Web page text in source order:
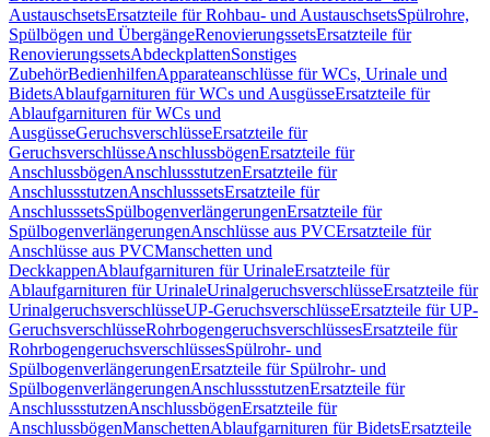
AustauschsetsErsatzteile für Rohbau- und AustauschsetsSpülrohre,
Spülbögen und ÜbergängeRenovierungssetsErsatzteile für
RenovierungssetsAbdeckplattenSonstiges
ZubehörBedienhilfenApparateanschlüsse für WCs, Urinale und
BidetsAblaufgarnituren für WCs und AusgüsseErsatzteile für
Ablaufgarnituren für WCs und
AusgüsseGeruchsverschlüsseErsatzteile für
GeruchsverschlüsseAnschlussbögenErsatzteile für
AnschlussbögenAnschlussstutzenErsatzteile für
AnschlussstutzenAnschlusssetsErsatzteile für
AnschlusssetsSpülbogenverlängerungenErsatzteile für
SpülbogenverlängerungenAnschlüsse aus PVCErsatzteile für
Anschlüsse aus PVCManschetten und
DeckkappenAblaufgarnituren für UrinaleErsatzteile für
Ablaufgarnituren für UrinaleUrinalgeruchsverschlüsseErsatzteile für
UrinalgeruchsverschlüsseUP-GeruchsverschlüsseErsatzteile für UP-
GeruchsverschlüsseRohrbogengeruchsverschlüssesErsatzteile für
RohrbogengeruchsverschlüssesSpülrohr- und
SpülbogenverlängerungenErsatzteile für Spülrohr- und
SpülbogenverlängerungenAnschlussstutzenErsatzteile für
AnschlussstutzenAnschlussbögenErsatzteile für
AnschlussbögenManschettenAblaufgarnituren für BidetsErsatzteile